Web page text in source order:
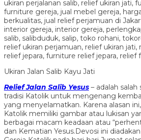
Ukiran Jalan Salib Kayu Jati
Relief Jalan Salib Yesus – adalah
tradisi Katolik untuk mengenang
yang menyelamatkan. Karena alasan
Katolik memiliki gambar atau lukisan
berbagai macam keadaan atau
dan Kematian Yesus.Devosi ini